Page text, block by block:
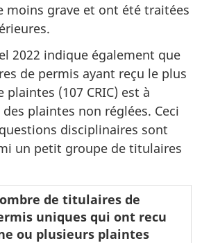
moins grave et ont été traitées
2022 indique également que
de permis ayant reçu le plus
(107 CRIC) est à
des plaintes non réglées. Ceci
disciplinaires sont
un petit groupe de titulaires
de titulaires de
uniques qui ont recu
ou plusieurs plaintes